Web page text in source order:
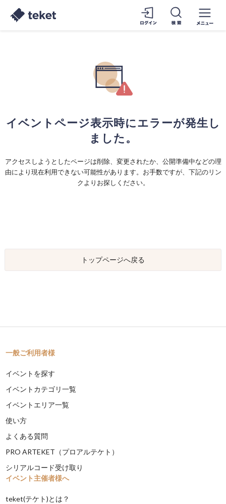
イベントページ表示時にエラーが発生し
ました。
アクセスしようとしたページは削除、変更されたか、公開準備中などの理
由により現在利用できない可能性があります。お手数ですが、下記のリン
クよりお探しください。
トップページへ戻る
一般ご利用者様
イベントを探す
イベントカテゴリ一覧
イベントエリア一覧
使い方
よくある質問
PRO ARTEKET（プロアルテケト）
シリアルコード受け取り
イベント主催者様へ
teket(テケト)とは？